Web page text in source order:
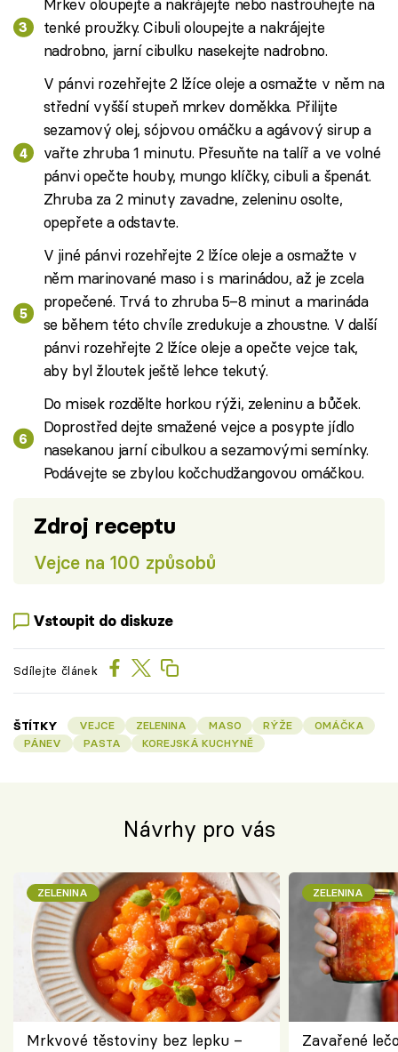
tenké proužky. Cibuli oloupejte a nakrájejte
nadrobno, jarní cibulku nasekejte nadrobno.
V pánvi rozehřejte 2 lžíce oleje a osmažte v něm na
střední vyšší stupeň mrkev doměkka. Přilijte
sezamový olej, sójovou omáčku a agávový sirup a
vařte zhruba 1 minutu. Přesuňte na talíř a ve volné
pánvi opečte houby, mungo klíčky, cibuli a špenát.
Zhruba za 2 minuty zavadne, zeleninu osolte,
opepřete a odstavte.
V jiné pánvi rozehřejte 2 lžíce oleje a osmažte v
něm marinované maso i s marinádou, až je zcela
propečené. Trvá to zhruba 5–8 minut a marináda
se během této chvíle zredukuje a zhoustne. V další
pánvi rozehřejte 2 lžíce oleje a opečte vejce tak,
aby byl žloutek ještě lehce tekutý.
Do misek rozdělte horkou rýži, zeleninu a bůček.
Doprostřed dejte smažené vejce a posypte jídlo
nasekanou jarní cibulkou a sezamovými semínky.
Podávejte se zbylou kočchudžangovou omáčkou.
Zdroj receptu
Vejce na 100 způsobů
Vstoupit do diskuze
Sdílejte článek
ŠTÍTKY VEJCE ZELENINA MASO RÝŽE
OMÁČKA
PÁNEV
PASTA KOREJSKÁ KUCHYNĚ
Návrhy pro vás
ZELENINA
Mrkvové těstoviny bez lepku –
ZELENINA
Zavařené